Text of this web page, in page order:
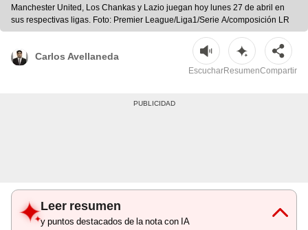
Manchester United, Los Chankas y Lazio juegan hoy lunes 27 de abril en
sus respectivas ligas. Foto: Premier League/Liga1/Serie A/composición LR
Carlos Avellaneda
EscucharResumenCompartir
Leer resumen
y puntos destacados de la nota con IA